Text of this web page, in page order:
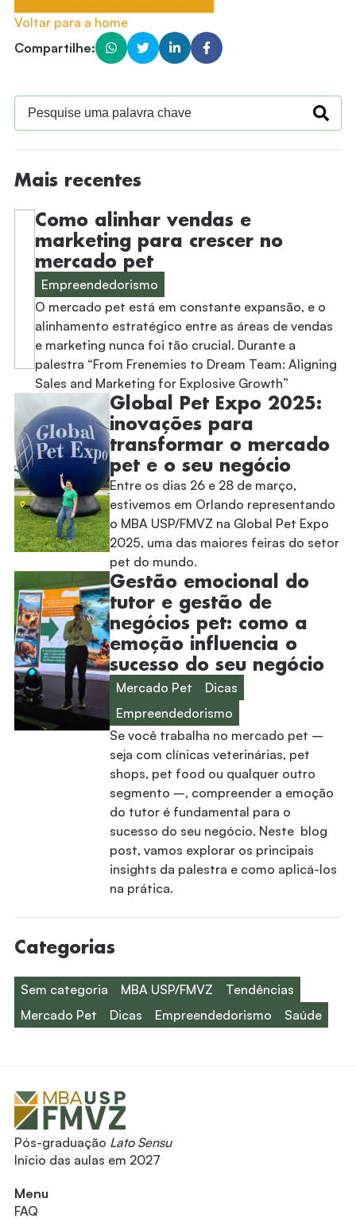
Voltar para a home
Compartilhe:
Mais recentes
Como alinhar vendas e
marketing para crescer no
mercado pet
Empreendedorismo
O mercado pet está em constante expansão, e o
alinhamento estratégico entre as áreas de vendas
e marketing nunca foi tão crucial. Durante a
palestra “From Frenemies to Dream Team: Aligning
Sales and Marketing for Explosive Growth”
Global Pet Expo 2025:
inovações para
transformar o mercado
pet e o seu negócio
Entre os dias 26 e 28 de março,
estivemos em Orlando representando
o MBA USP/FMVZ na Global Pet Expo
2025, uma das maiores feiras do setor
pet do mundo.
Gestão emocional do
tutor e gestão de
negócios pet: como a
emoção influencia o
sucesso do seu negócio
Mercado Pet
Dicas
Empreendedorismo
Se você trabalha no mercado pet –
seja com clínicas veterinárias, pet
shops, pet food ou qualquer outro
segmento –, compreender a emoção
do tutor é fundamental para o
sucesso do seu negócio. Neste blog
post, vamos explorar os principais
insights da palestra e como aplicá-los
na prática.
Categorias
Sem categoria MBA USP/FMVZ
Tendências
Mercado Pet
Dicas Empreendedorismo Saúde
Pós-graduação Lato Sensu
Início das aulas em 2027
Menu
FAQ